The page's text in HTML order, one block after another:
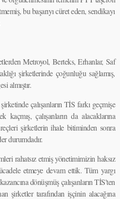
bu başarıyı cüret eden, sendikayı
Metroyol, Berteks, Erhanlar, Saf
şirketlerinde çoğunluğu sağlamış,
almıştır.
çalışanların TİS farkı geçmişe
kaçmış, çalışanların da alacaklarına
şirketlerin ihale bitiminden sonra
durumdadır.
rahatsız etmiş yönetimimizin haksız
etmeye devam ettik. Tüm yargı
dönüşmüş çalışanların TİS'ten
şirketler tarafından işçinin alacağına